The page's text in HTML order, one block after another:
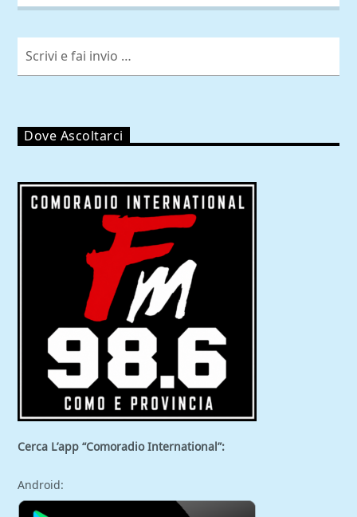
Dove Ascoltarci
Cerca L’app “Comoradio International”:
Android: